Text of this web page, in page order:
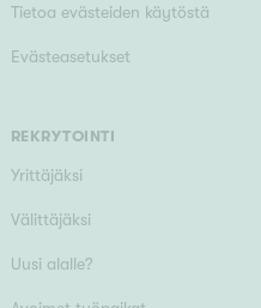
Tietoa evästeiden käytöstä
Evästeasetukset
REKRYTOINTI
Yrittäjäksi
Välittäjäksi
Uusi alalle?